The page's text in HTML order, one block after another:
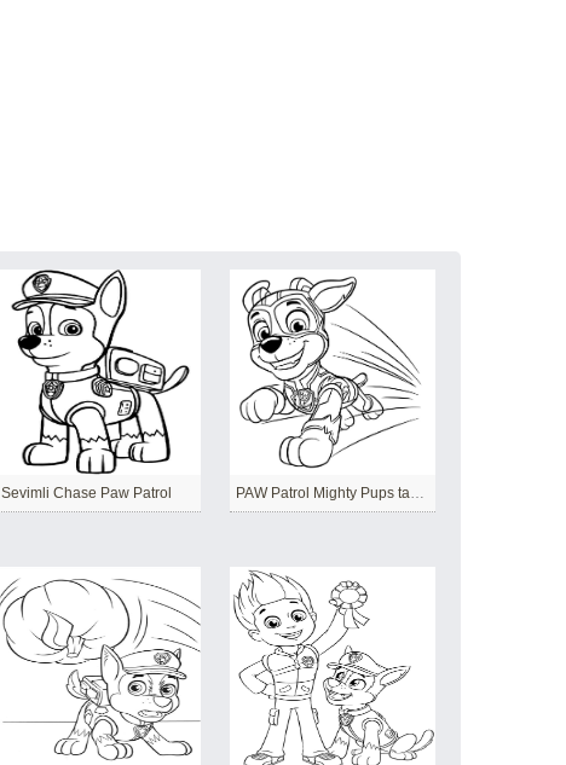
Sevimli Chase Paw Patrol PAW Patrol Mighty Pups tan Chase